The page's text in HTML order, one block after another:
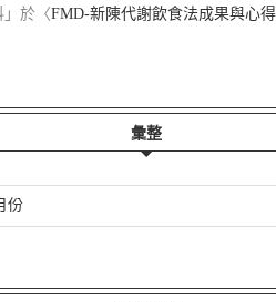
」於〈FMD-新陳代謝飲食法成果與心得
彙整